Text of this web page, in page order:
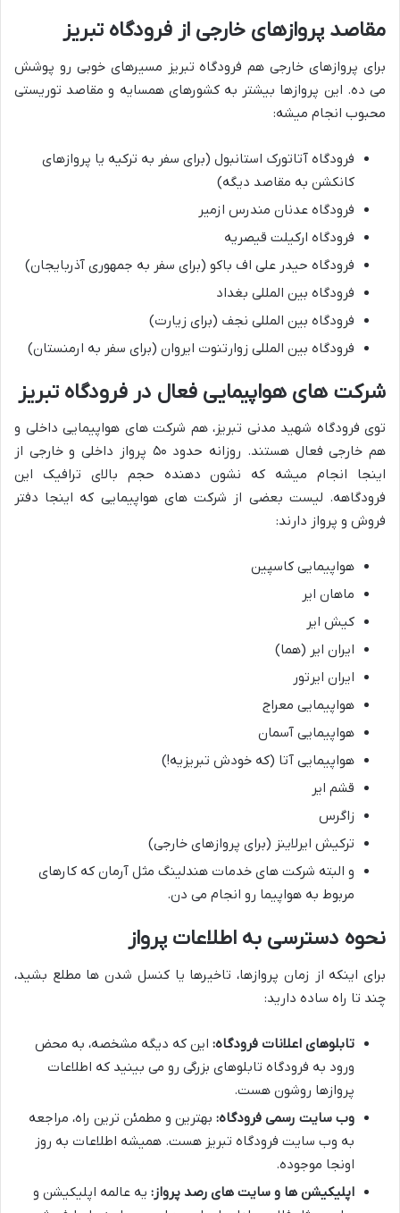
مقاصد پروازهای خارجی از فرودگاه تبریز
برای پروازهای خارجی هم فرودگاه تبریز مسیرهای خوبی رو پوشش
می ده. این پروازها بیشتر به کشورهای همسایه و مقاصد توریستی
محبوب انجام میشه:
فرودگاه آتاتورک استانبول (برای سفر به ترکیه یا پروازهای
کانکشن به مقاصد دیگه)
فرودگاه عدنان مندرس ازمیر
فرودگاه ارکیلت قیصریه
فرودگاه حیدر علی اف باکو (برای سفر به جمهوری آذربایجان)
فرودگاه بین المللی بغداد
فرودگاه بین المللی نجف (برای زیارت)
فرودگاه بین المللی زوارتنوت ایروان (برای سفر به ارمنستان)
شرکت های هواپیمایی فعال در فرودگاه تبریز
توی فرودگاه شهید مدنی تبریز، هم شرکت های هواپیمایی داخلی و
هم خارجی فعال هستند. روزانه حدود ۵۰ پرواز داخلی و خارجی از
اینجا انجام میشه که نشون دهنده حجم بالای ترافیک این
فرودگاهه. لیست بعضی از شرکت های هواپیمایی که اینجا دفتر
فروش و پرواز دارند:
هواپیمایی کاسپین
ماهان ایر
کیش ایر
ایران ایر (هما)
ایران ایرتور
هواپیمایی معراج
هواپیمایی آسمان
هواپیمایی آتا (که خودش تبریزیه!)
قشم ایر
زاگرس
ترکیش ایرلاینز (برای پروازهای خارجی)
و البته شرکت های خدمات هندلینگ مثل آرمان که کارهای
مربوط به هواپیما رو انجام می دن.
نحوه دسترسی به اطلاعات پرواز
برای اینکه از زمان پروازها، تاخیرها یا کنسل شدن ها مطلع بشید،
چند تا راه ساده دارید:
تابلوهای اعلانات فرودگاه: این که دیگه مشخصه، به محض
ورود به فرودگاه تابلوهای بزرگی رو می بینید که اطلاعات
پروازها روشون هست.
وب سایت رسمی فرودگاه: بهترین و مطمئن ترین راه، مراجعه
به وب سایت فرودگاه تبریز هست. همیشه اطلاعات به روز
اونجا موجوده.
اپلیکیشن ها و سایت های رصد پرواز: یه عالمه اپلیکیشن و